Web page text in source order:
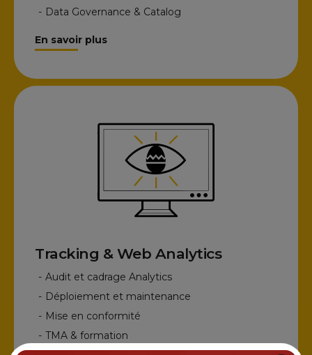
- Data Governance & Catalog
En savoir plus
Tracking & Web Analytics
- Audit et cadrage Analytics
- Déploiement et maintenance
- Mise en conformité
- TMA & formation